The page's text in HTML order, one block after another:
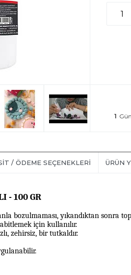
1
/ ÖDEME SEÇENEKLERI ÜRÜN
- 100 GR
bozulmaması, yıkandıktan sonra
için kullanılır.
zehirsiz, bir tutkaldır.